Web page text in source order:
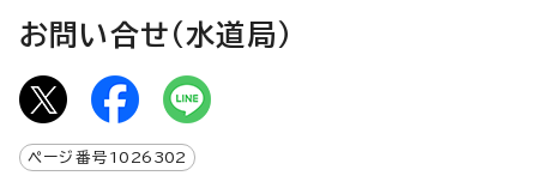
お問い合せ（水道局）
ページ番号 1026302